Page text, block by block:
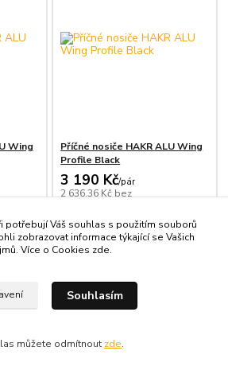
Wing
Příčné nosiče HAKR ALU Wing
Profile Black
3 190 Kč/pár
2 636,36 Kč bez
Přidat do košíku
potřebují Váš souhlas s použitím souborů
zobrazovat informace týkající se Vašich
Více o Cookies zde.
Souhlasím
můžete odmítnout zde.